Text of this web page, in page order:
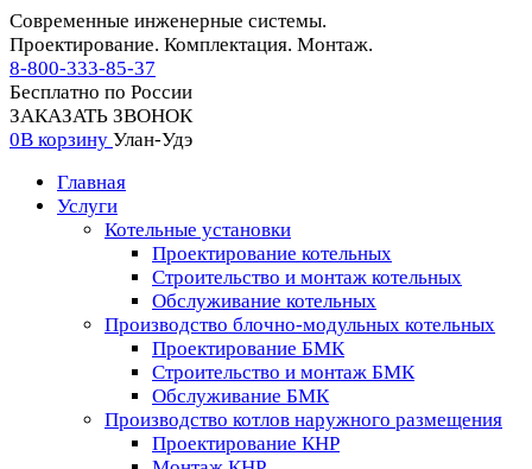
Современные инженерные системы.
Проектирование. Комплектация. Монтаж.
8-800-333-85-37
Бесплатно по России
ЗАКАЗАТЬ ЗВОНОК
0В корзину Улан-Удэ
Главная
Услуги
Котельные установки
Проектирование котельных
Строительство и монтаж котельных
Обслуживание котельных
Производство блочно-модульных котельных
Проектирование БМК
Строительство и монтаж БМК
Обслуживание БМК
Производство котлов наружного размещения
Проектирование КНР